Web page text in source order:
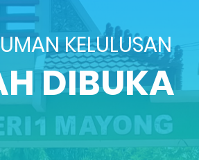
KELULUSAN
DIBUKA